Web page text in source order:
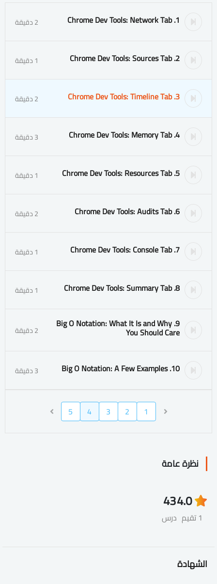
1. Chrome Dev Tools: Network Tab 2 دقيقة
2. Chrome Dev Tools: Sources Tab 1 دقيقة
3. Chrome Dev Tools: Timeline Tab 2 دقيقة
4. Chrome Dev Tools: Memory Tab 3 دقيقة
5. Chrome Dev Tools: Resources Tab 1 دقيقة
6. Chrome Dev Tools: Audits Tab 2 دقيقة
7. Chrome Dev Tools: Console Tab 1 دقيقة
8. Chrome Dev Tools: Summary Tab 1 دقيقة
9. Big O Notation: What It Is and Why
You Should Care 2 دقيقة
10. Big O Notation: A Few Examples 3 دقيقة
1
2
3
4
5
نظرة عامة
4.0
1 تقيم
43
درس
الشهادة